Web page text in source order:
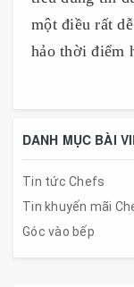
một điều rất
hảo thời điểm
DANH MỤC BÀI
Tin tức Chefs
Tin khuyến mãi
Góc vào bếp